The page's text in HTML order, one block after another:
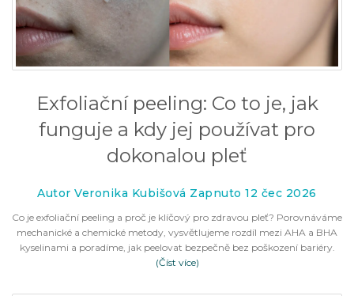
Exfoliační peeling: Co to je, jak
funguje a kdy jej používat pro
dokonalou pleť
Autor Veronika Kubišová Zapnuto 12 čec 2026
Co je exfoliační peeling a proč je klíčový pro zdravou pleť? Porovnáváme
mechanické a chemické metody, vysvětlujeme rozdíl mezi AHA a BHA
kyselinami a poradíme, jak peelovat bezpečně bez poškození bariéry.
(Číst více)